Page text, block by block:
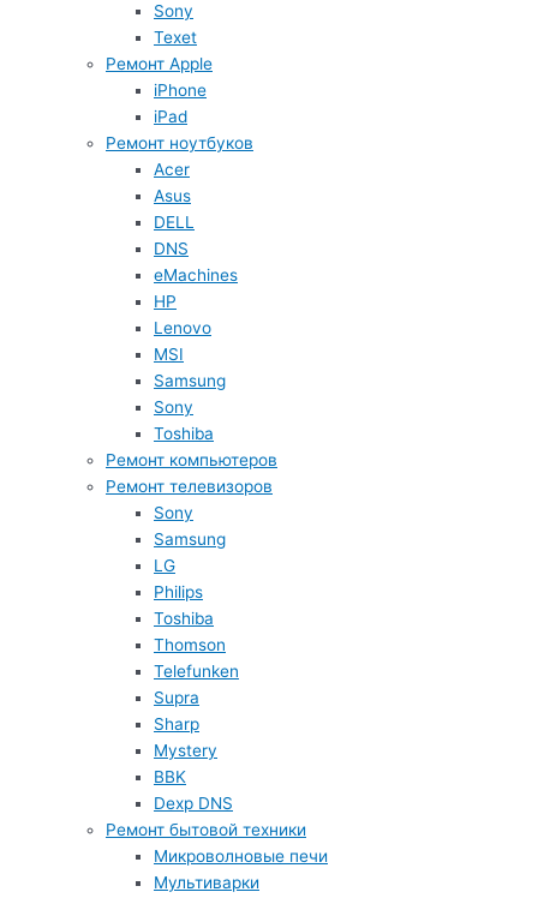
Sony
Texet
Ремонт Apple
iPhone
iPad
Ремонт ноутбуков
Acer
Asus
DELL
DNS
eMachines
HP
Lenovo
MSI
Samsung
Sony
Toshiba
Ремонт компьютеров
Ремонт телевизоров
Sony
Samsung
LG
Philips
Toshiba
Thomson
Telefunken
Supra
Sharp
Mystery
BBK
Dexp DNS
Ремонт бытовой техники
Микроволновые печи
Мультиварки